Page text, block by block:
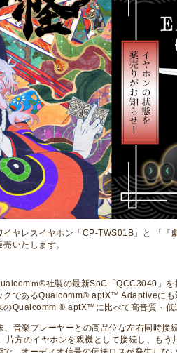
ヤレスイヤホン「 CP-TWS01B 」
と 「『
いたします。
ｍ®社製の最新SoC 「 QCC3040 」
クであるQualcomm® aptX™ Adaptiveに
のQualcomm ® aptX™に比べて高音質・低
、音楽プレーヤーとの高品位な左右同時接
片方のイヤホンを親機として接続し、も